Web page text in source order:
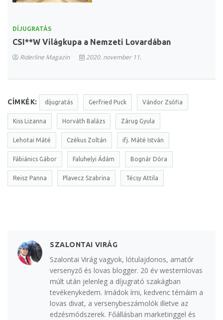
DÍJUGRATÁS
CSI**W Világkupa a Nemzeti Lovardában
Riderline Magazin 2020. november 11.
CÍMKÉK: díjugratás Gerfried Puck Vándor Zsófia
Kiss Lizanna Horváth Balázs Zárug Gyula
Lehotai Máté Czékus Zoltán ifj. Máté István
Fábiánics Gábor Faluhelyi Ádám Bognár Dóra
Reisz Panna Plavecz Szabrina Técsy Attila
SZALONTAI VIRÁG
Szalontai Virág vagyok, lótulajdonos, amatőr
versenyző és lovas blogger. 20 év westernlovas
múlt után jelenleg a díjugrató szakágban
tevékenykedem. Imádok írni, kedvenc témáim a
lovas divat, a versenybeszámolók illetve az
edzésmódszerek. Főállásban marketinggel és